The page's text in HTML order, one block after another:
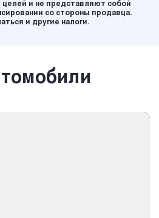
и не представляют собой
со стороны продавца.
и другие налоги.